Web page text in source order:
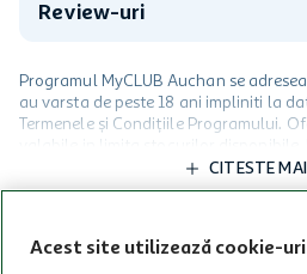
Review-uri
Programul MyCLUB Auchan se
au varsta de peste 18 ani impliniti la
Termenele și Condițiile Programului.
valabile in limita stocurilor disponibile.
limita a 12 unitati / card client o
Cardul poate fi utilizat doar in
participante și pentru acțiuni
nu poate fi utilizat in legatura cu alti
activitati in afara celor mentionate in
CITESTE
Acest site utilizează cookie-uri